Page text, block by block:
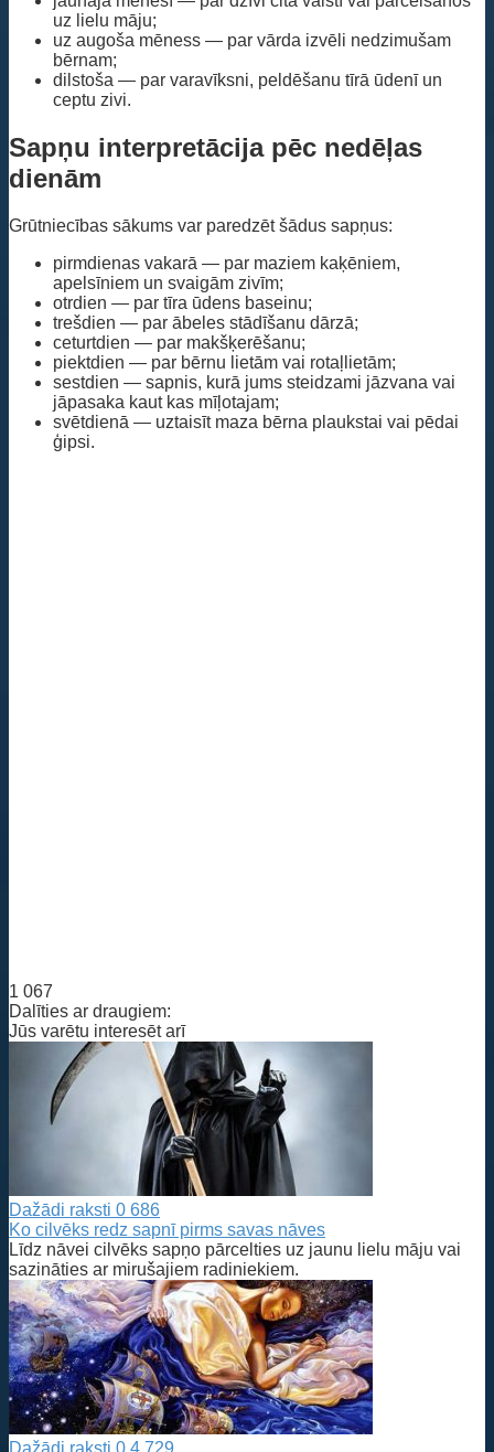
uz lielu māju;
uz augoša mēness — par vārda izvēli nedzimušam
bērnam;
dilstoša — par varavīksni, peldēšanu tīrā ūdenī un
ceptu zivi.
Sapņu interpretācija pēc nedēļas
dienām
Grūtniecības sākums var paredzēt šādus sapņus:
pirmdienas vakarā — par maziem kaķēniem,
apelsīniem un svaigām zivīm;
otrdien — par tīra ūdens baseinu;
trešdien — par ābeles stādīšanu dārzā;
ceturtdien — par makšķerēšanu;
piektdien — par bērnu lietām vai rotaļlietām;
sestdien — sapnis, kurā jums steidzami jāzvana vai
jāpasaka kaut kas mīļotajam;
svētdienā — uztaisīt maza bērna plaukstai vai pēdai
ģipsi.
1 067
Dalīties ar draugiem:
Jūs varētu interesēt arī
Dažādi raksti 0 686
Ko cilvēks redz sapnī pirms savas nāves
Līdz nāvei cilvēks sapņo pārcelties uz jaunu lielu māju vai
sazināties ar mirušajiem radiniekiem.